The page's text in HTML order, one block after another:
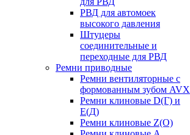
РВД для автомоек
высокого давления
Штуцеры
соединительные и
переходные для РВД
Ремни приводные
Ремни вентиляторные с
формованным зубом AVX
Ремни клиновые D(Г) и
Е(Д)
Ремни клиновые Z(О)